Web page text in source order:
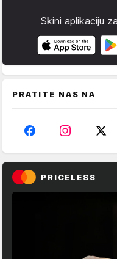
Skini aplikaciju
PRATITE NAS NA
PRICELESS